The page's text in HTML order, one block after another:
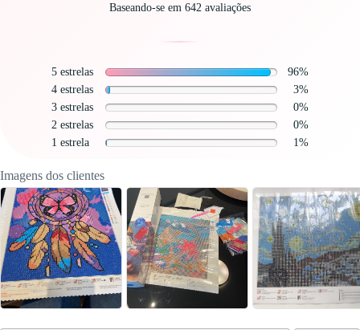
Baseando-se em 642 avaliações
5 estrelas
96%
4 estrelas
3%
3 estrelas
0%
2 estrelas
0%
1 estrela
1%
Imagens dos clientes